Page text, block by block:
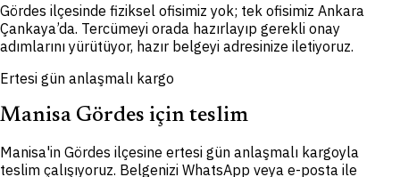
Gördes ilçesinde fiziksel ofisimiz yok; tek ofisimiz Ankara
Çankaya’da. Tercümeyi orada hazırlayıp gerekli onay
adımlarını yürütüyor, hazır belgeyi adresinize iletiyoruz.
Ertesi gün anlaşmalı kargo
Manisa Gördes için teslim
Manisa'in Gördes ilçesine ertesi gün anlaşmalı kargoyla
teslim çalışıyoruz. Belgenizi WhatsApp veya e-posta ile